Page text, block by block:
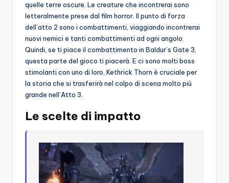
quelle terre oscure. Le creature che incontrerai sono
letteralmente prese dal film horror. Il punto di forza
dell’atto 2 sono i combattimenti, viaggiando incontrerai
nuovi nemici e tanti combattimenti ad ogni angolo.
Quindi, se ti piace il combattimento in Baldur’s Gate 3,
questa parte del gioco ti piacerà. E ci sono molti boss
stimolanti con uno di loro, Kethrick Thorn è cruciale per
la storia che si trasferirà nel colpo di scena molto più
grande nell’Atto 3.
Le scelte di impatto